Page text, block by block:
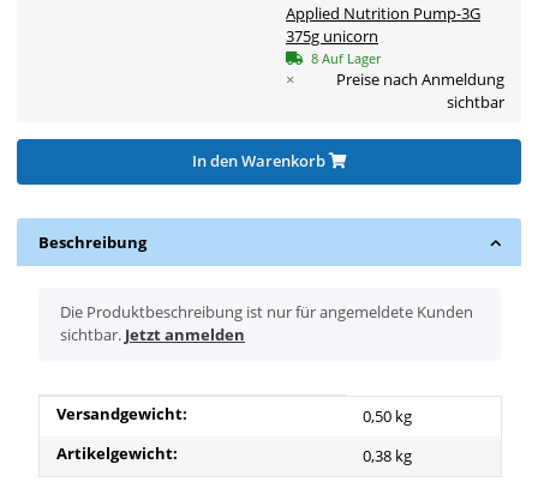
Applied Nutrition Pump-3G
375g unicorn
8 Auf Lager
×
Preise nach Anmeldung
sichtbar
In den Warenkorb
Beschreibung
x
Die Produktbeschreibung ist nur für angemeldete Kunden
sichtbar. Jetzt anmelden
Produkteigenschaft
Wert
Versandgewicht:
0,50 kg
Artikelgewicht:
0,38 kg